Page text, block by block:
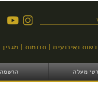
ואירועים תרומות מגזין
מעלה הרשמה